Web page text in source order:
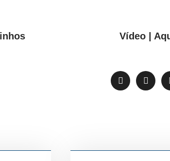
Vídeo |